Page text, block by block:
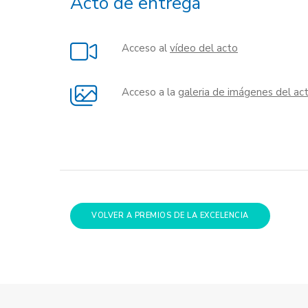
Acceso al vídeo del acto
Acceso a la galeria de imágenes del
VOLVER A PREMIOS DE LA EXCELENCIA